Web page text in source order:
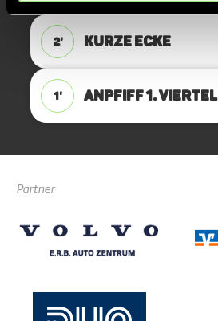
2' KURZE ECKE
1' ANPFIFF 1. Viertel
Partner